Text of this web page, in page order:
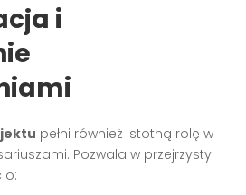
i
pełni również istotną rolę w
Pozwala w przejrzysty
o: